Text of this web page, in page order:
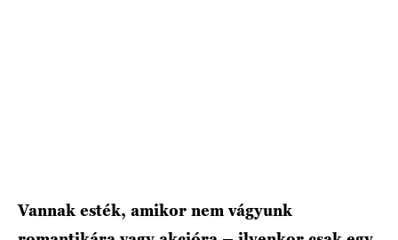
Vannak esték, amikor nem vágyunk